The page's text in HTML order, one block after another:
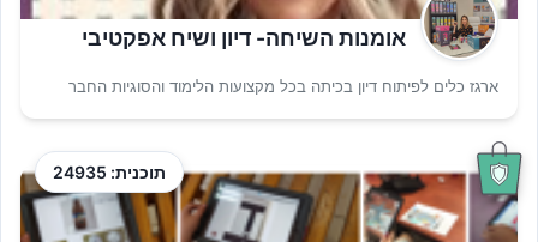
אומנות השיחה- דיון ושיח אפקטיבי
ארגז כלים לפיתוח דיון בכיתה בכל מקצועות הלימוד והסוגיות החבר
תוכנית: 24935